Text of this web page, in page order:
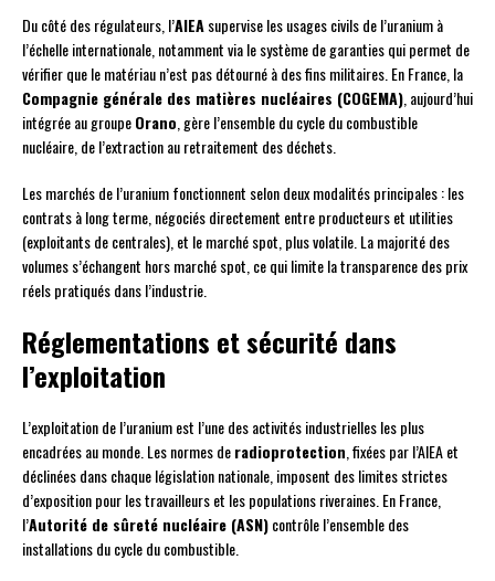
Du côté des régulateurs, l’AIEAsupervise les usages civils de l’uranium à
l’échelle internationale, notamment via le système de garanties qui permet de
vérifier que le matériau n’est pas détourné à des fins militaires. En France, la
Compagnie générale des matières nucléaires (COGEMA), aujourd’hui
intégrée au groupeOrano, gère l’ensemble du cycle du combustible
nucléaire, de l’extraction au retraitement des déchets.
Les marchés de l’uranium fonctionnent selon deux modalités principales : les
contrats à long terme, négociés directement entre producteurs et utilities
(exploitants de centrales), et le marché spot, plus volatile. La majorité des
volumes s’échangent hors marché spot, ce qui limite la transparence des prix
réels pratiqués dans l’industrie.
Réglementations et sécurité dans
l’exploitation
L’exploitation de l’uranium est l’une des activités industrielles les plus
encadrées au monde. Les normes deradioprotection, fixées par l’AIEA et
déclinées dans chaque législation nationale, imposent des limites strictes
d’exposition pour les travailleurs et les populations riveraines. En France,
l’Autorité de sûreté nucléaire (ASN)contrôle l’ensemble des
installations du cycle du combustible.